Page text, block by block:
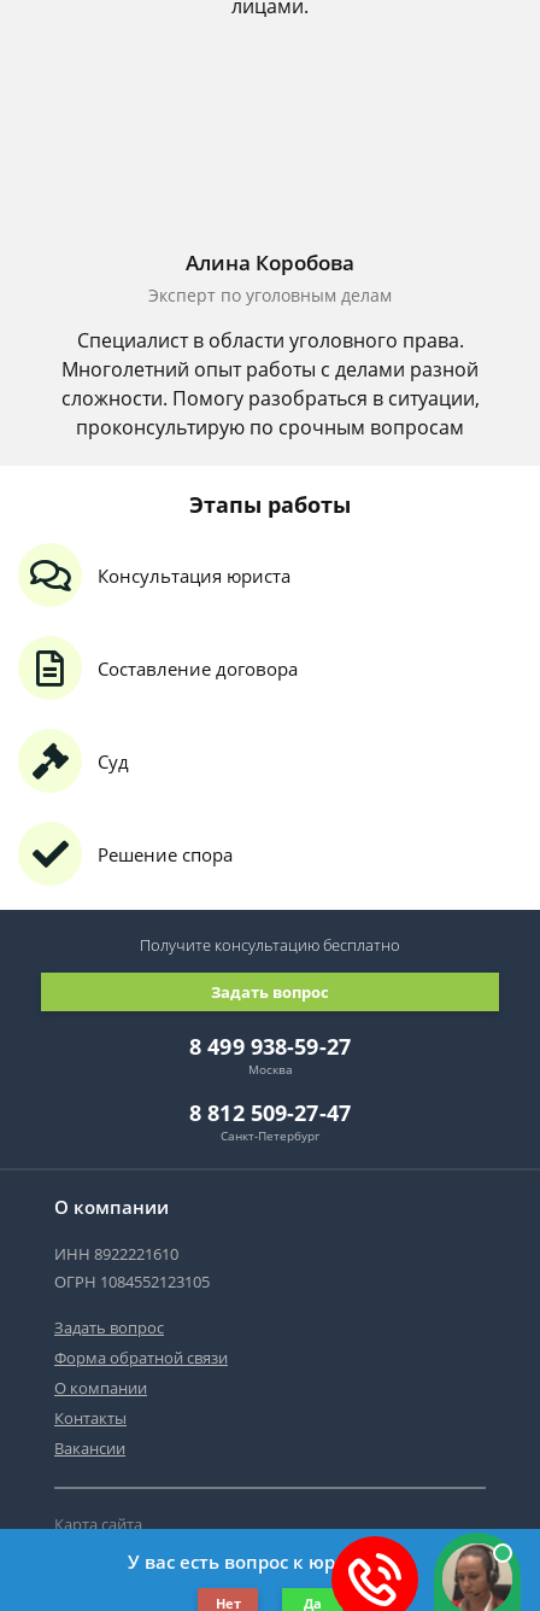
лицами.
Алина Коробова
Эксперт по уголовным делам
Специалист в области уголовного права.
Многолетний опыт работы с делами разной
сложности. Помогу разобраться в ситуации,
проконсультирую по срочным вопросам
Этапы работы
Консультация юриста
Составление договора
Суд
Решение спора
О компании
ИНН 8922221610
ОГРН 1084552123105
Задать вопрос
Форма обратной связи
О компании
Контакты
Вакансии
©2019-2026 Все права защищены.
Карта сайта
Политика персональных данных
8 499 938-59-27
Москва
8 812 509-27-47
Санкт-Петербург
Задать вопрос
Получите консультациюбесплатно
У вас есть вопрос к юристу?
Нет Да